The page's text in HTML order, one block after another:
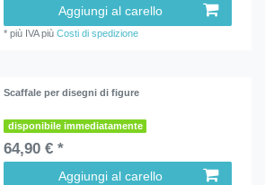
Aggiungi al carello
*più IVApiùCosti di spedizione
Scaffale per disegni di figure
disponibile immediatamente
64,90 € *
Aggiungi al carello